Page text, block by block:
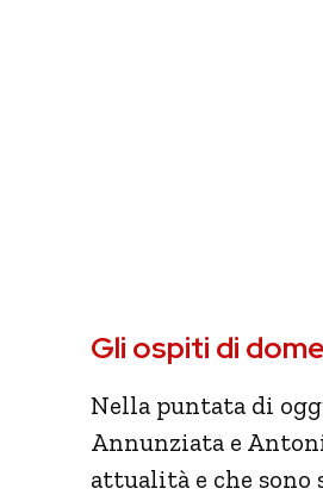
Gli ospiti di
Nella puntata di
Annunziata e
attualità e che sono